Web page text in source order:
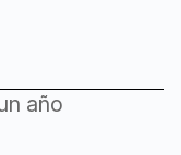
año